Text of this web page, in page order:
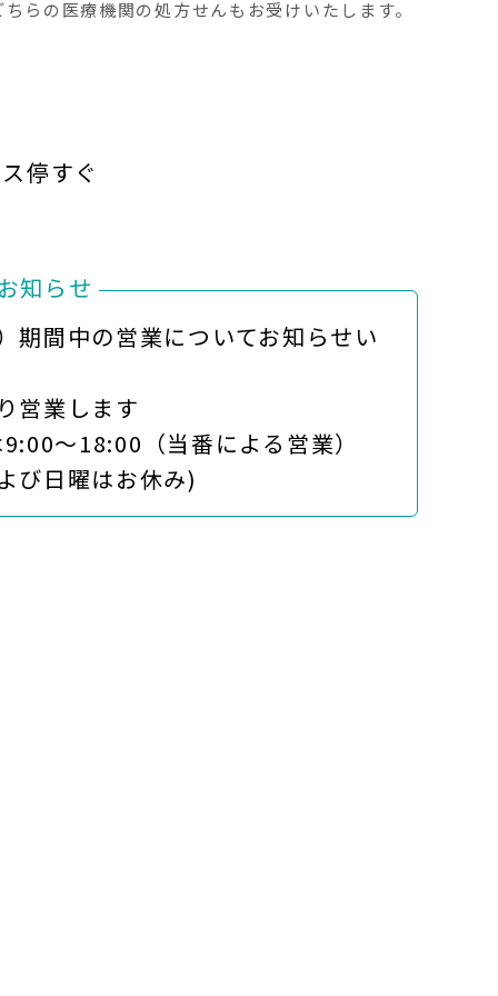
らの医療機関の処方せんもお受けいたします。
停すぐ
知らせ
期間中の営業についてお知らせい
業します
～18:00（当番による営業）
日曜はお休み)